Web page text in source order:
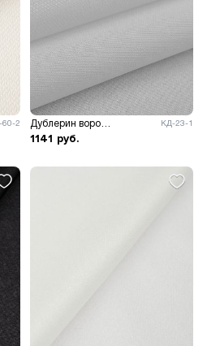
60-2 Дублерин воротничковый 185гр/м.кв. КД-23-1
1141 руб.